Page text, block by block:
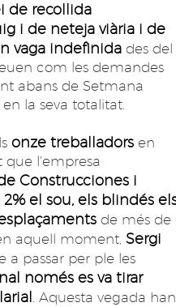
de recollida
i de neteja viària i de
vaga indefinida des del
com les demandes
abans de Setmana
la seva totalitat.
onze treballadors en
que l'empresa
Construcciones i
2% el sou, els blindés
de més de
aquell moment, Sergi
a passar per ple les
només es va tirar
. Aquesta vegada han